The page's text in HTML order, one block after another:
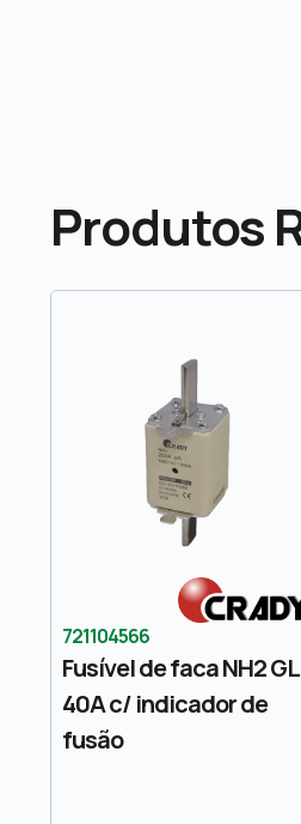
Produtos
721104566
Fusível de faca NH2 GL
40A c/ indicador de
fusão